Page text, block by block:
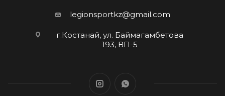
legionsportkz@gmail.com
г.Костанай, ул. Баймагамбетова
193, ВП-5